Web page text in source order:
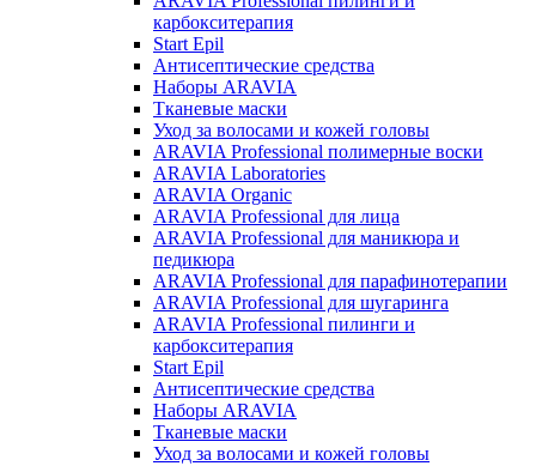
карбокситерапия
Start Epil
Антисептические средства
Наборы ARAVIA
Тканевые маски
Уход за волосами и кожей головы
ARAVIA Professional полимерные воски
ARAVIA Laboratories
ARAVIA Organic
ARAVIA Professional для лица
ARAVIA Professional для маникюра и
педикюра
ARAVIA Professional для парафинотерапии
ARAVIA Professional для шугаринга
ARAVIA Professional пилинги и
карбокситерапия
Start Epil
Антисептические средства
Наборы ARAVIA
Тканевые маски
Уход за волосами и кожей головы